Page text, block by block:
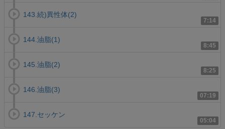
7:14
143.続)異性体(2)
8:45
144.油脂(1)
8:25
145.油脂(2)
07:19
146.油脂(3)
05:04
147.セッケン